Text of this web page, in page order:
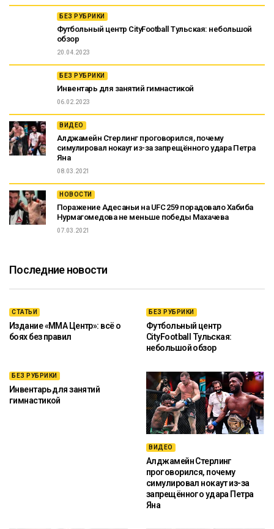
БЕЗ РУБРИКИ
Футбольный центр CityFootball Тульская: небольшой
обзор
20.04.2023
БЕЗ РУБРИКИ
Инвентарь для занятий гимнастикой
06.02.2023
ВИДЕО
Алджамейн Стерлинг проговорился, почему
симулировал нокаут из-за запрещённого удара Петра
Яна
08.03.2021
НОВОСТИ
Поражение Адесаньи на UFC 259 порадовало Хабиба
Нурмагомедова не меньше победы Махачева
07.03.2021
Последние новости
СТАТЬИ
Издание «ММА Центр»: всё о
боях без правил
БЕЗ РУБРИКИ
Футбольный центр
CityFootball Тульская:
небольшой обзор
БЕЗ РУБРИКИ
Инвентарь для занятий
гимнастикой
ВИДЕО
Алджамейн Стерлинг
проговорился, почему
симулировал нокаут из-за
запрещённого удара Петра
Яна